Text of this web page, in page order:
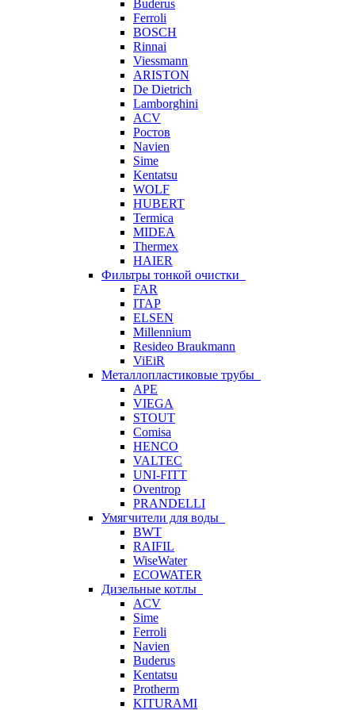
Buderus
Ferroli
BOSCH
Rinnai
Viessmann
ARISTON
De Dietrich
Lamborghini
ACV
Ростов
Navien
Sime
Kentatsu
WOLF
HUBERT
Termica
MIDEA
Thermex
HAIER
Фильтры тонкой очистки
FAR
ITAP
ELSEN
Millennium
Resideo Braukmann
ViEiR
Металлопластиковые трубы
APE
VIEGA
STOUT
Comisa
HENCO
VALTEC
UNI-FITT
Oventrop
PRANDELLI
Умягчители для воды
BWT
RAIFIL
WiseWater
ECOWATER
Дизельные котлы
ACV
Sime
Ferroli
Navien
Buderus
Kentatsu
Protherm
KITURAMI